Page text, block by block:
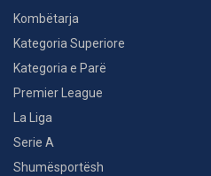
Kombëtarja
Kategoria Superiore
Kategoria e Parë
Premier League
La Liga
Serie A
Shumësportësh